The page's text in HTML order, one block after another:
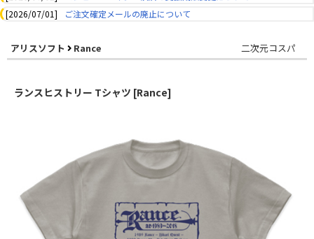
[2026/07/01]
ご注文確定メールの廃止について
アリスソフト Rance 二次元コスパ
ランスヒストリー Tシャツ [Rance]